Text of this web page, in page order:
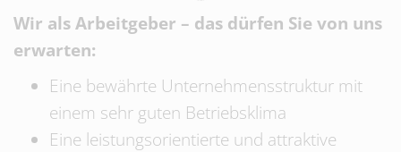
Wir als Arbeitgeber – das dürfen Sie von uns
erwarten:
Eine bewährte Unternehmensstruktur mit
einem sehr guten Betriebsklima
Eine leistungsorientierte und attraktive